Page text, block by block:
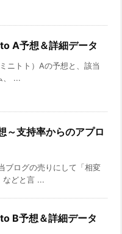
A予想＆詳細データ
ニトト）Aの予想と、該当
、 ...
支持率からのアプロ
ブログの売りにして「相変
などと言 ...
B予想＆詳細データ